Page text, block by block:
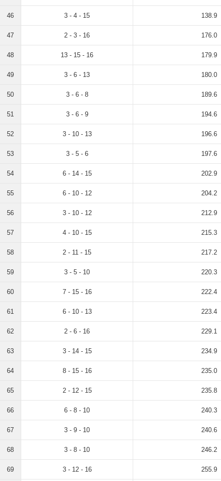
46 3 - 4 - 15 138.9
47 2 - 3 - 16 176.0
48 13 - 15 - 16 179.9
49 3 - 6 - 13 180.0
50 3 - 6 - 8 189.6
51 3 - 6 - 9 194.6
52 3 - 10 - 13 196.6
53 3 - 5 - 6 197.6
54 6 - 14 - 15 202.9
55 6 - 10 - 12 204.2
56 3 - 10 - 12 212.9
57 4 - 10 - 15 215.3
58 2 - 11 - 15 217.2
59 3 - 5 - 10 220.3
60 7 - 15 - 16 222.4
61 6 - 10 - 13 223.4
62 2 - 6 - 16 229.1
63 3 - 14 - 15 234.9
64 8 - 15 - 16 235.0
65 2 - 12 - 15 235.8
66 6 - 8 - 10 240.3
67 3 - 9 - 10 240.6
68 3 - 8 - 10 246.2
69 3 - 12 - 16 255.9